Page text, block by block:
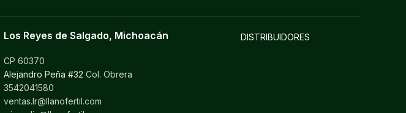
Los Reyes de Salgado, Michoacán
CP 60370
Alejandro Peña #32 Col. Obrera
3542041580
ventas.lr@llanofertil.com
DISTRIBUIDORES